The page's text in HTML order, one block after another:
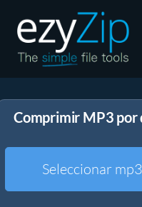
Descomprime
Otras herramientas
Comprimir MP3 por
Seleccionar